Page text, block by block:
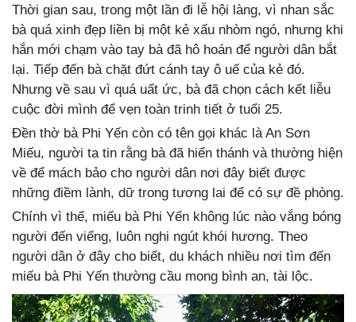
Thời gian sau, trong một lần đi lễ hội làng, vì nhan sắc
bà quá xinh đẹp liền bị một kẻ xấu nhòm ngó, nhưng khi
hắn mới chạm vào tay bà đã hô hoán để người dân bắt
lại. Tiếp đến bà chặt đứt cánh tay ô uế của kẻ đó.
Nhưng về sau vì quá uất ức, bà đã chọn cách kết liễu
cuộc đời mình để vẹn toàn trinh tiết ở tuổi 25.
Đền thờ bà Phi Yến còn có tên gọi khác là An Sơn
Miếu, người ta tin rằng bà đã hiển thánh và thường hiện
về để mách bảo cho người dân nơi đây biết được
những điềm lành, dữ trong tương lai để có sự đề phòng.
Chính vì thế, miếu bà Phi Yến không lúc nào vắng bóng
người đến viếng, luôn nghi ngút khói hương. Theo
người dân ở đây cho biết, du khách nhiều nơi tìm đến
miếu bà Phi Yến thường cầu mong bình an, tài lộc.